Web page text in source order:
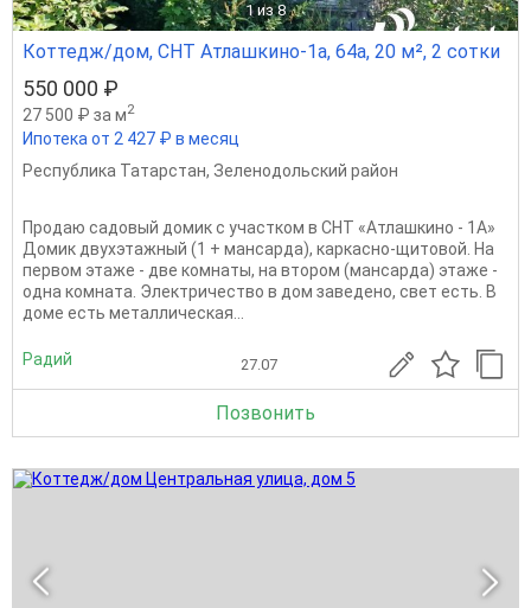
1 из 8
Коттедж/дом, СНТ Атлашкино-1а, 64а, 20 м², 2 сотки
550 000 ₽
27 500 ₽ за м2
Ипотека от 2 427 ₽ в месяц
Республика Татарстан, Зеленодольский район
Продаю садовый домик с участком в СНТ «Атлашкино - 1А»
Домик двухэтажный (1 + мансарда), каркасно-щитовой. На
первом этаже - две комнаты, на втором (мансарда) этаже -
одна комната. Электричество в дом заведено, свет есть. В
доме есть металлическая...
Радий 27.07
Позвонить